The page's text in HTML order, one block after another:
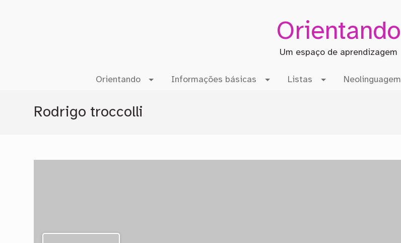
Orientando
Um espaço de aprendizagem
Orientando Informações básicas Listas Neolinguagem
Rodrigo troccolli